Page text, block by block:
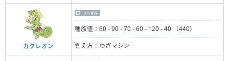
カクレオン
種族値：60 - 90 - 70 - 60 - 120 - 40 （440）
覚え方：わざマシン